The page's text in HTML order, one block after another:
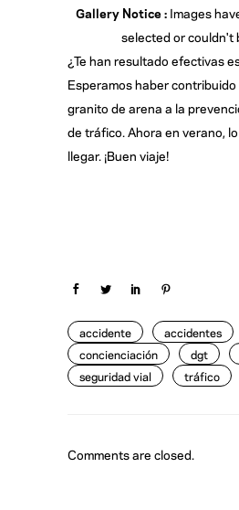
Gallery Notice : Images
selected or couldn't
¿Te han resultado efectivas
Esperamos haber
granito de arena a la
de tráfico. Ahora en verano,
llegar. ¡Buen viaje!
accidente accidentes
concienciación
dgt
seguridad vial
tráfico
Comments are closed.